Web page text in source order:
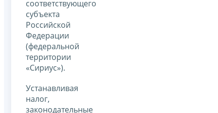
соответствующего
субъекта
Российской
Федерации
(федеральной
территории
«Сириус»).
Устанавливая
налог,
законодательные